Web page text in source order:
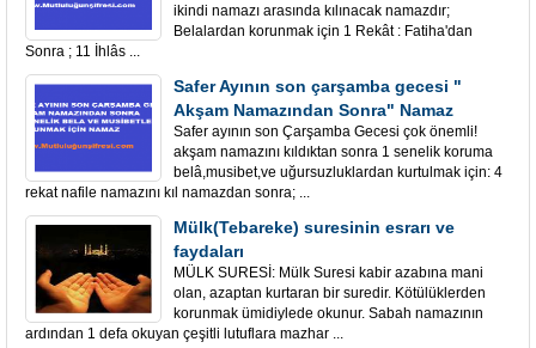
ikindi namazı arasında kılınacak namazdır;
Belalardan korunmak için 1 Rekât : Fatiha'dan
Sonra ; 11 İhlâs ...
Safer Ayının son çarşamba gecesi "
Akşam Namazından Sonra" Namaz
Safer ayının son Çarşamba Gecesi çok önemli!
akşam namazını kıldıktan sonra 1 senelik koruma
belâ,musibet,ve uğursuzluklardan kurtulmak için: 4
rekat nafile namazını kıl namazdan sonra; ...
Mülk(Tebareke) suresinin esrarı ve
faydaları
MÜLK SURESİ: Mülk Suresi kabir azabına mani
olan, azaptan kurtaran bir suredir. Kötülüklerden
korunmak ümidiylede okunur. Sabah namazının
ardından 1 defa okuyan çeşitli lutuflara mazhar ...